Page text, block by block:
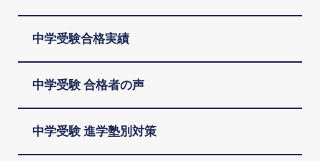
中学受験合格実績
中学受験 合格者の声
中学受験 進学塾別対策